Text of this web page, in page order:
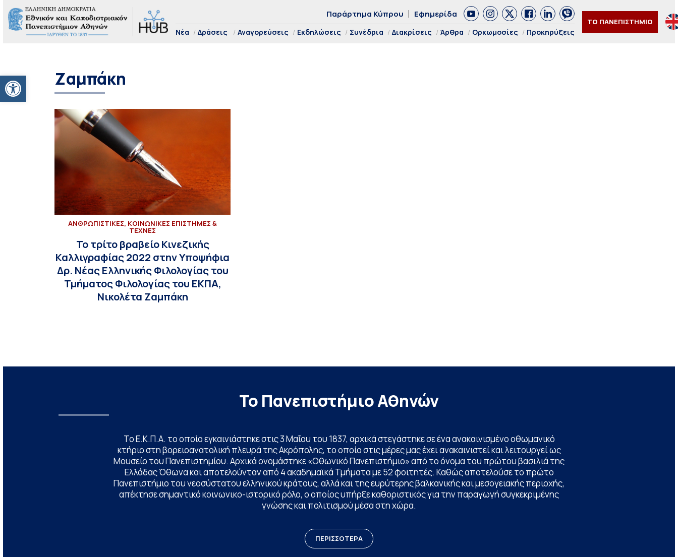
Ανοίξτε τη γραμμή εργαλείων
Παράρτημα Κύπρου Εφημερίδα
Νέα Δράσεις Αναγορεύσεις Εκδηλώσεις Συνέδρια Διακρίσεις Άρθρα Ορκωμοσίες Προκηρύξεις
ΤΟ ΠΑΝΕΠΙΣΤΗΜΙΟ
Ζαμπάκη
ΑΝΘΡΩΠΙΣΤΙΚΕΣ, ΚΟΙΝΩΝΙΚΕΣ ΕΠΙΣΤΗΜΕΣ &
ΤΕΧΝΕΣ
Το τρίτο βραβείο Κινεζικής
Καλλιγραφίας 2022 στην Υποψήφια
Δρ. Νέας Ελληνικής Φιλολογίας του
Τμήματος Φιλολογίας του ΕΚΠΑ,
Νικολέτα Ζαμπάκη
Το Πανεπιστήμιο Αθηνών
Το Ε.Κ.Π.Α. το οποίο εγκαινιάστηκε στις 3 Μαΐου του 1837, αρχικά στεγάστηκε σε ένα ανακαινισμένο οθωμανικό
κτήριο στη βορειοανατολική πλευρά της Ακρόπολης, το οποίο στις μέρες μας έχει ανακαινιστεί και λειτουργεί ως
Μουσείο του Πανεπιστημίου. Αρχικά ονομάστηκε «Οθωνικό Πανεπιστήμιο» από το όνομα του πρώτου βασιλιά της
Ελλάδας Όθωνα και αποτελούνταν από 4 ακαδημαϊκά Τμήματα με 52 φοιτητές. Καθώς αποτελούσε το πρώτο
Πανεπιστήμιο του νεοσύστατου ελληνικού κράτους, αλλά και της ευρύτερης βαλκανικής και μεσογειακής περιοχής,
απέκτησε σημαντικό κοινωνικο-ιστορικό ρόλο, ο οποίος υπήρξε καθοριστικός για την παραγωγή συγκεκριμένης
γνώσης και πολιτισμού μέσα στη χώρα.
ΠΕΡΙΣΣΟΤΕΡΑ